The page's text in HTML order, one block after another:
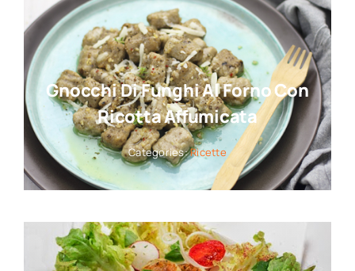
Gnocchi Di Funghi Al Forno Con
Ricotta Affumicata
Categories:Ricette